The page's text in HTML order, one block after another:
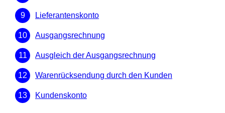
Lieferantenskonto
Ausgangsrechnung
Ausgleich der Ausgangsrechnung
Warenrücksendung durch den Kunden
Kundenskonto